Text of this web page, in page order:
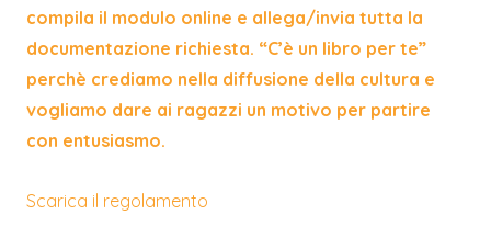
compila il modulo online e allega/invia tutta la
documentazione richiesta. “C’è un libro per te”
perchè crediamo nella diffusione della cultura e
vogliamo dare ai ragazzi un motivo per partire
con entusiasmo.
Scarica il regolamento